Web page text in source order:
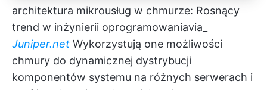
architektura mikrousług w chmurze: Rosnący
trend w inżynierii oprogramowaniavia_
Juniper.net Wykorzystują one możliwości
chmury do dynamicznej dystrybucji
komponentów systemu na różnych serwerach i